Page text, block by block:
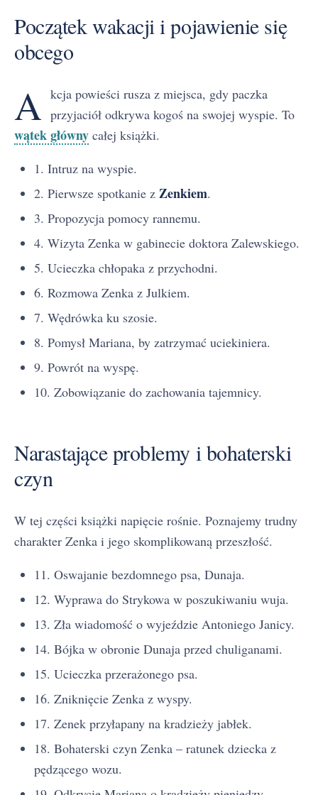
Początek wakacji i pojawienie się
obcego
A kcja powieści rusza z miejsca, gdy paczka
przyjaciół odkrywa kogoś na swojej wyspie. To
wątek główny całej książki.
1. Intruz na wyspie.
2. Pierwsze spotkanie z Zenkiem.
3. Propozycja pomocy rannemu.
4. Wizyta Zenka w gabinecie doktora Zalewskiego.
5. Ucieczka chłopaka z przychodni.
6. Rozmowa Zenka z Julkiem.
7. Wędrówka ku szosie.
8. Pomysł Mariana, by zatrzymać uciekiniera.
9. Powrót na wyspę.
10. Zobowiązanie do zachowania tajemnicy.
Narastające problemy i bohaterski
czyn
W tej części książki napięcie rośnie. Poznajemy trudny
charakter Zenka i jego skomplikowaną przeszłość.
11. Oswajanie bezdomnego psa, Dunaja.
12. Wyprawa do Strykowa w poszukiwaniu wuja.
13. Zła wiadomość o wyjeździe Antoniego Janicy.
14. Bójka w obronie Dunaja przed chuliganami.
15. Ucieczka przerażonego psa.
16. Zniknięcie Zenka z wyspy.
17. Zenek przyłapany na kradzieży jabłek.
18. Bohaterski czyn Zenka – ratunek dziecka z
pędzącego wozu.